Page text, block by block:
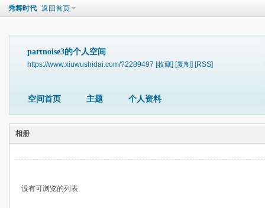
秀舞时代 返回首页
partnoise3的个人空间
https://www.xiuwushidai.com/?2289497 [收藏] [复制] [RSS]
空间首页 主题 个人资料
相册
没有可浏览的列表